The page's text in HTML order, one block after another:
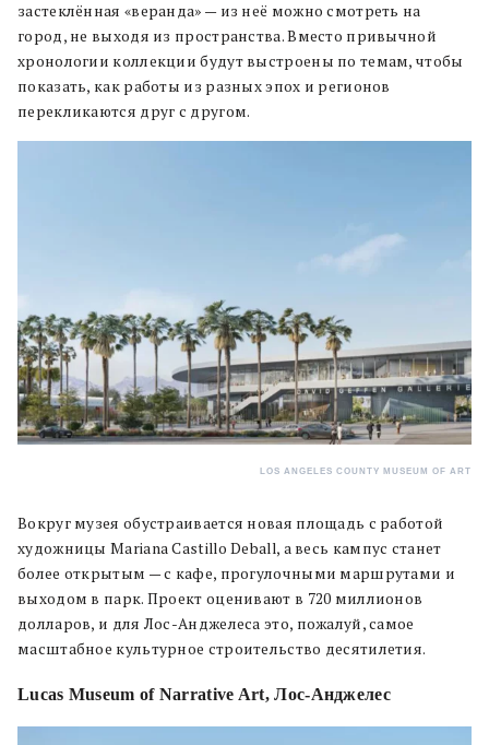
застеклённая «веранда» — из неё можно смотреть на
город, не выходя из пространства. Вместо привычной
хронологии коллекции будут выстроены по темам, чтобы
показать, как работы из разных эпох и регионов
перекликаются друг с другом.
LOS ANGELES COUNTY MUSEUM OF ART
Вокруг музея обустраивается новая площадь с работой
художницы Mariana Castillo Deball, а весь кампус станет
более открытым — с кафе, прогулочными маршрутами и
выходом в парк. Проект оценивают в 720 миллионов
долларов, и для Лос-Анджелеса это, пожалуй, самое
масштабное культурное строительство десятилетия.
Lucas Museum of Narrative Art, Лос-Анджелес